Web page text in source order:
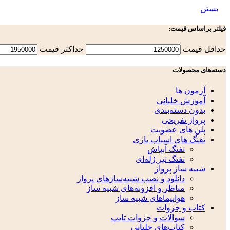
بستن
فیلتر براساس قیمت:
حداقل قیمت حداكثر قيمت
دسته‌های محصولات
آزمون ها
آموزش خلبانی
بدون دسته‌بندی
پرواز تفریحی
پلن های عضویت
تفنگ های اسباب بازی
تفنگ آبپاش
تفنگ تیر ژله‌ای
شبیه ساز پرواز
دانلود و نصب شبیه‌سازهای پرواز
مناظر و افزونه‌های شبیه ساز
هواپیماهای شبیه ساز
کتاب و جزوات
سوالات و جزوات تایپ
کتاب‌های خلبانی